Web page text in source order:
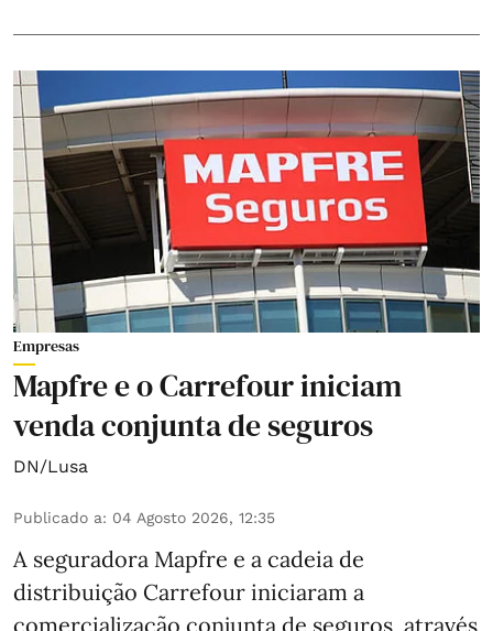
Empresas
Mapfre e o Carrefour iniciam
venda conjunta de seguros
DN/Lusa
Publicado a: 04 Agosto 2026, 12:35
A seguradora Mapfre e a cadeia de
distribuição Carrefour iniciaram a
comercialização conjunta de seguros, através